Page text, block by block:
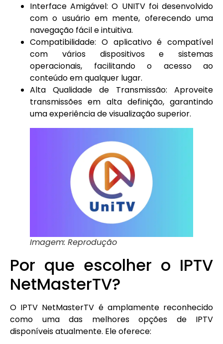
Interface Amigável: O UNITV foi desenvolvido
com o usuário em mente, oferecendo uma
navegação fácil e intuitiva.
Compatibilidade: O aplicativo é compatível
com vários dispositivos e sistemas
operacionais, facilitando o acesso ao
conteúdo em qualquer lugar.
Alta Qualidade de Transmissão: Aproveite
transmissões em alta definição, garantindo
uma experiência de visualização superior.
Imagem: Reprodução
Por que escolher o IPTV
NetMasterTV?
O IPTV NetMasterTV é amplamente reconhecido
como uma das melhores opções de IPTV
disponíveis atualmente. Ele oferece: